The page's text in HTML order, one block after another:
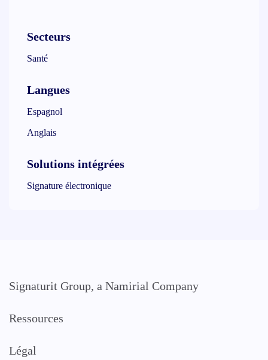
Secteurs
Santé
Langues
Espagnol
Anglais
Solutions intégrées
Signature électronique
Signaturit Group, a Namirial Company
Ressources
Légal